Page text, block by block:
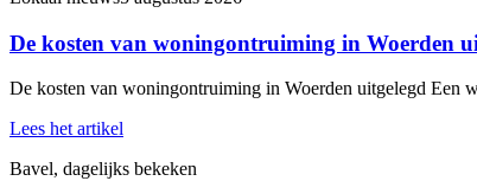
De kosten van woningontruiming in Woerden
De kosten van woningontruiming in Woerden uitgelegd Een
Lees het artikel
Bavel, dagelijks bekeken